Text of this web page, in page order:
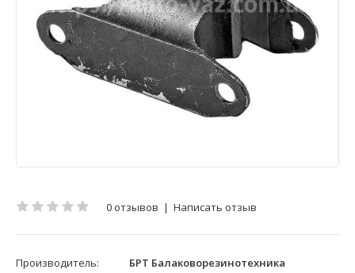
0 отзывов | Написать отзыв
Производитель:
БРТ Балаковорезинотехника